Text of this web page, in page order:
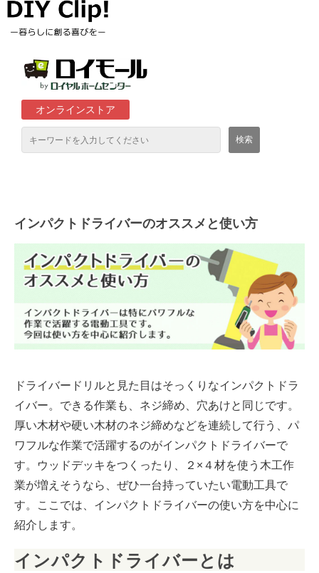
オンラインストア
ロイヤルホームセンター店舗
インパクトドライバーのオススメと使い方
ドライバードリルと見た目はそっくりなインパクトドラ
イバー。できる作業も、ネジ締め、穴あけと同じです。
厚い木材や硬い木材のネジ締めなどを連続して行う、パ
ワフルな作業で活躍するのがインパクトドライバーで
す。ウッドデッキをつくったり、２×４材を使う木工作
業が増えそうなら、ぜひ一台持っていたい電動工具で
す。ここでは、インパクトドライバーの使い方を中心に
紹介します。
インパクトドライバーとは